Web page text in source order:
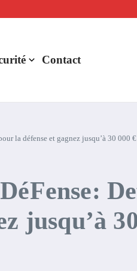
Contact
la défense et gagnez jusqu’à 30 000 €
jusqu’à